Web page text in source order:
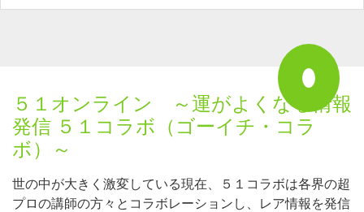
５１オンライン ～運がよくなる情報
発信 ５１コラボ（ゴーイチ・コラ
ボ）～
世の中が大きく激変している現在、５１コラボは各界の超
プロの講師の方々とコラボレーションし、レア情報を発信